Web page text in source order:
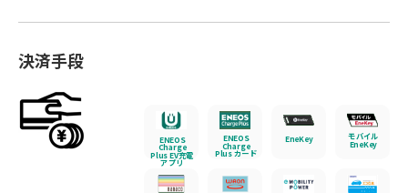
決済手段
ENEOS
Charge
Plus EV充電
アプリ
ENEOS
Charge
Plus カード
EneKey モバイル
EneKey